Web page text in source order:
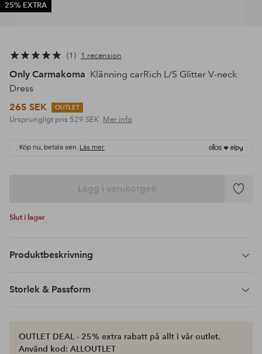
25% EXTRA
1 1 recension
Only Carmakoma Klänning carRich L/S Glitter V-neck
Dress
265 SEK
OUTLET
Ursprungligt pris 529 SEK Mer info
Köp nu, betala sen. Läs mer
Lägg i varukorgen
Lägg
Slut i lager
Produktbeskrivning
Storlek & Passform
OUTLET DEAL - 25% extra rabatt på allt i vår outlet.
Använd kod: ALLOUTLET